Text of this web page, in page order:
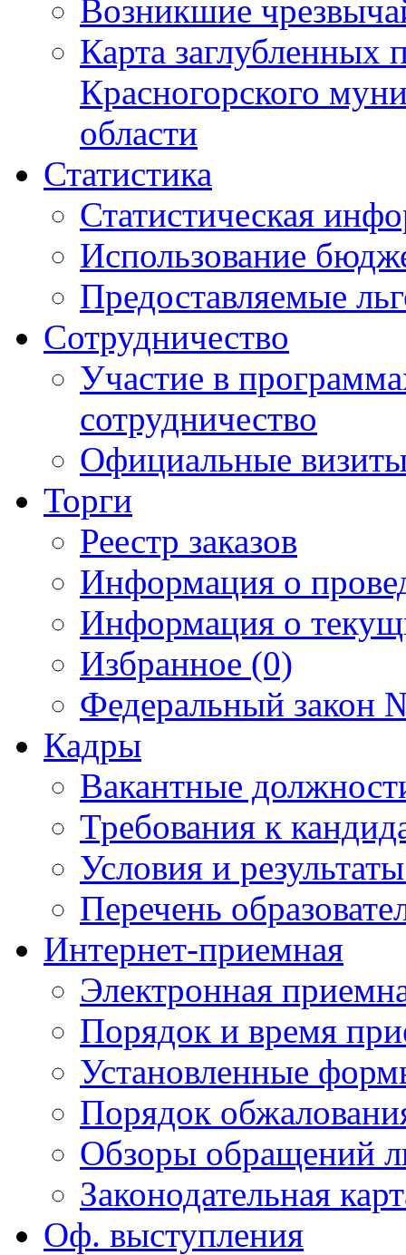
Возникшие
Карта
Красногорского
области
Статистика
Статистическая
Использование
Предоставляемые
Сотрудничество
Участие в
сотрудничество
Официальные
Торги
Реестр заказов
Информация о
Информация о
Избранное (0)
Федеральный закон
Кадры
Вакантные
Требования к
Условия и
Перечень
Интернет-приемная
Электронная
Порядок и время
Установленные
Порядок
Обзоры обращений
Законодательная
Оф. выступления